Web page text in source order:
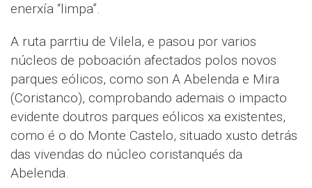
enerxía “limpa”.
A ruta parrtiu de Vilela, e pasou por varios
núcleos de poboación afectados polos novos
parques eólicos, como son A Abelenda e Mira
(Coristanco), comprobando ademais o impacto
evidente doutros parques eólicos xa existentes,
como é o do Monte Castelo, situado xusto detrás
das vivendas do núcleo coristanqués da
Abelenda.